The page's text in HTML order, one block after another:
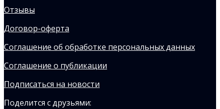
Отзывы
Договор-оферта
Соглашение об обработке персональных данных
Соглашение о публикации
Подписаться на новости
Поделится с друзьями: